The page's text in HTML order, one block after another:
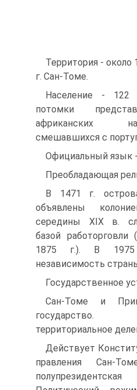
Территория - около
г. Сан-Томе.
Население - 122
потомки
африканских
смешавшихся с
Официальный язык -
Преобладающая
В 1471 г.
объявлены
середины XIX в.
базой
1875 г.). В 1975
независимость
Государственное
Сан-Томе и
государство.
территориальное
Действует
правления Сан-